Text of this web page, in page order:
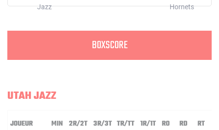
BOXSCORE
UTAH JAZZ
JOUEUR MIN 2R/2T 3R/3T TR/TT 1R/1T RO RD RT